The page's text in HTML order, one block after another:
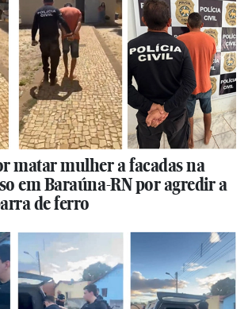
matar mulher a facadas na
em Baraúna-RN por agredir a
de ferro